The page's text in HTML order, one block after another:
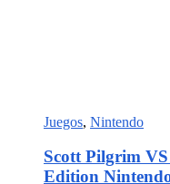
Juegos, Nintendo
Scott Pilgrim
Edition